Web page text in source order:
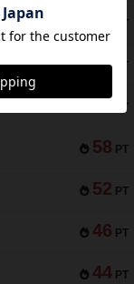
PT
60 PT
59 PT
58 PT
52 PT
46 PT
44 PT